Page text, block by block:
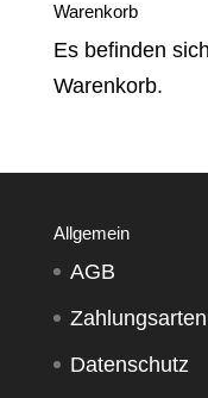
Warenkorb
Es befinden
Warenkorb.
Allgemein
AGB
Zahlungsarten
Datenschutz